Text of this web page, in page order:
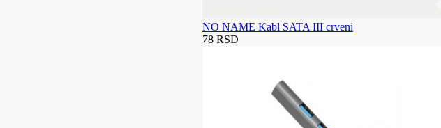
NO NAME Kabl SATA III crveni
78 RSD